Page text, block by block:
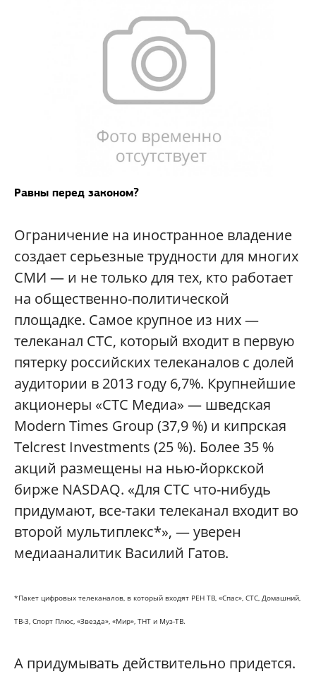
Равны перед законом?
Ограничение на иностранное владение
создает серьезные трудности для многих
СМИ — и не только для тех, кто работает
на общественно-политической
площадке. Самое крупное из них —
телеканал СТС, который входит в первую
пятерку российских телеканалов с долей
аудитории в 2013 году 6,7%. Крупнейшие
акционеры «СТС Медиа» — шведская
Modern Times Group (37,9 %) и кипрская
Telcrest Investments (25 %). Более 35 %
акций размещены на нью-йоркской
бирже NASDAQ. «Для СТС что-нибудь
придумают, все-таки телеканал входит во
второй мультиплекс*», — уверен
медиааналитик Василий Гатов.
*Пакет цифровых телеканалов, в который входят РЕН ТВ, «Спас», СТС, Домашний,
ТВ-3, Спорт Плюс, «Звезда», «Мир», ТНТ и Муз-ТВ.
А придумывать действительно придется.